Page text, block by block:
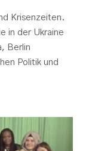
Krisenzeiten.
in der Ukraine
Berlin
Politik und